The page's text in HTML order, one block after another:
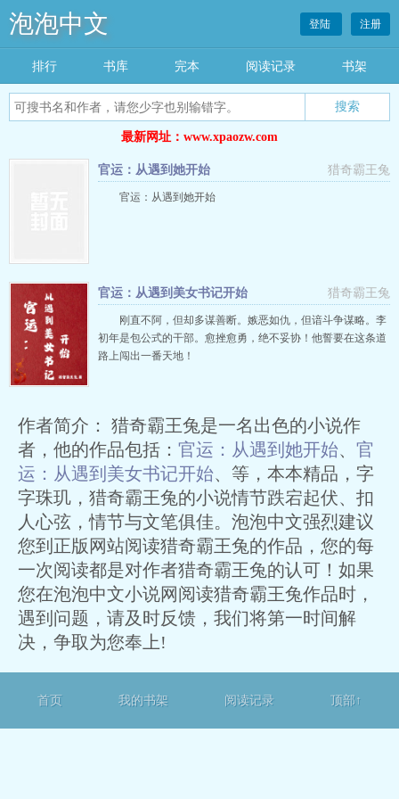
泡泡中文
搜索
登陆 注册
排行 书库 完本 阅读记录 书架
最新网址：www.xpaozw.com
猎奇霸王兔
官运：从遇到她开始
官运：从遇到她开始
猎奇霸王兔
官运：从遇到美女书记开始
刚直不阿，但却多谋善断。嫉恶如仇，但谙斗争谋略。李
初年是包公式的干部。愈挫愈勇，绝不妥协！他誓要在这条道
路上闯出一番天地！
作者简介： 猎奇霸王兔是一名出色的小说作
者，他的作品包括： 官运：从遇到她开始、 官
运：从遇到美女书记开始、等，本本精品，字
字珠玑，猎奇霸王兔的小说情节跌宕起伏、扣
人心弦，情节与文笔俱佳。泡泡中文强烈建议
您到正版网站阅读猎奇霸王兔的作品，您的每
一次阅读都是对作者猎奇霸王兔的认可！如果
您在泡泡中文小说网阅读猎奇霸王兔作品时，
遇到问题，请及时反馈，我们将第一时间解
决，争取为您奉上!
首页 我的书架 阅读记录 顶部↑